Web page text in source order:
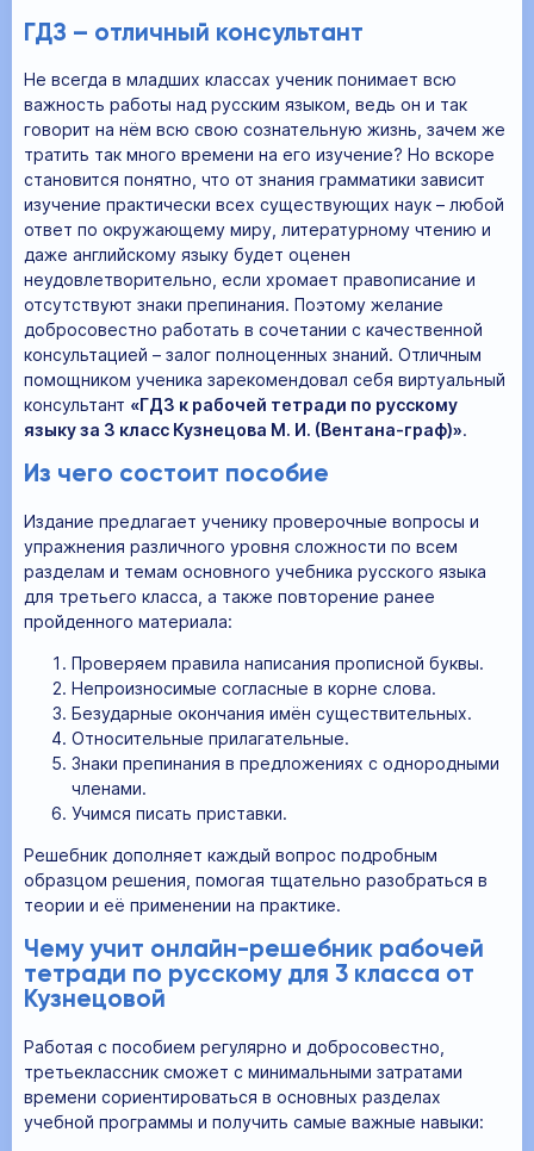
ГДЗ – отличный консультант
Не всегда в младших классах ученик понимает всю
важность работы над русским языком, ведь он и так
говорит на нём всю свою сознательную жизнь, зачем же
тратить так много времени на его изучение? Но вскоре
становится понятно, что от знания грамматики зависит
изучение практически всех существующих наук – любой
ответ по окружающему миру, литературному чтению и
даже английскому языку будет оценен
неудовлетворительно, если хромает правописание и
отсутствуют знаки препинания. Поэтому желание
добросовестно работать в сочетании с качественной
консультацией – залог полноценных знаний. Отличным
помощником ученика зарекомендовал себя виртуальный
консультант «ГДЗ к рабочей тетради по русскому
языку за 3 класс Кузнецова М. И. (Вентана-граф)».
Из чего состоит пособие
Издание предлагает ученику проверочные вопросы и
упражнения различного уровня сложности по всем
разделам и темам основного учебника русского языка
для третьего класса, а также повторение ранее
пройденного материала:
Проверяем правила написания прописной буквы.
Непроизносимые согласные в корне слова.
Безударные окончания имён существительных.
Относительные прилагательные.
Знаки препинания в предложениях с однородными
членами.
Учимся писать приставки.
Решебник дополняет каждый вопрос подробным
образцом решения, помогая тщательно разобраться в
теории и её применении на практике.
Чему учит онлайн-решебник рабочей
тетради по русскому для 3 класса от
Кузнецовой
Работая с пособием регулярно и добросовестно,
третьеклассник сможет с минимальными затратами
времени сориентироваться в основных разделах
учебной программы и получить самые важные навыки: